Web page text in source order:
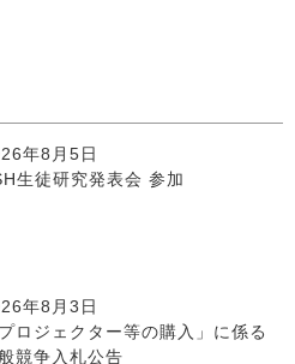
年8月5日
生徒研究発表会 参加
年8月3日
プロジェクター等の購入」に係る
競争入札公告